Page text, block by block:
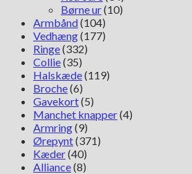
Børne ur(10)
Armbånd(104)
Vedhæng(177)
Ringe(332)
Collie(35)
Halskæde(119)
Broche(6)
Gavekort(5)
Manchet knapper(4)
Armring(9)
Ørepynt(371)
Kæder(40)
Alliance(8)